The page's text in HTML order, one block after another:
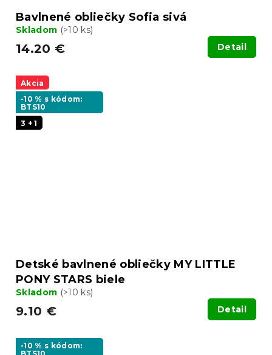
Bavlnené obliečky Sofia sivá
Skladom (>10 ks)
14.20 € Detail
Akcia
-10 % s kódom:
BTS10
3 + 1
Detské bavlnené obliečky MY LITTLE
PONY STARS biele
Skladom (>10 ks)
9.10 € Detail
-10 % s kódom: